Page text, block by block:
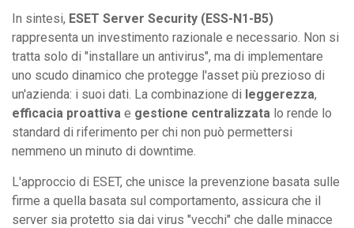
In sintesi, ESET Server Security (ESS-N1-B5)
rappresenta un investimento razionale e necessario. Non si
tratta solo di "installare un antivirus", ma di implementare
uno scudo dinamico che protegge l'asset più prezioso di
un'azienda: i suoi dati. La combinazione di leggerezza,
efficacia proattiva e gestione centralizzata lo rende lo
standard di riferimento per chi non può permettersi
nemmeno un minuto di downtime.
L'approccio di ESET, che unisce la prevenzione basata sulle
firme a quella basata sul comportamento, assicura che il
server sia protetto sia dai virus "vecchi" che dalle minacce